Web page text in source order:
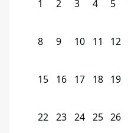
1 2 3 4 5
8 9 10 11 12
15 16 17 18 19
22 23 24 25 26